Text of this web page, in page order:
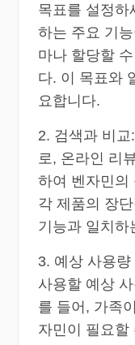
목표를 설정하
하는 주요 기
마나 할당할
다. 이 목표와
요합니다.
2. 검색과 비
로, 온라인 리
하여 벤자민의
각 제품의 장
기능과 일치하
3. 예상 사용
사용할 예상
를 들어, 가족
자민이 필요할